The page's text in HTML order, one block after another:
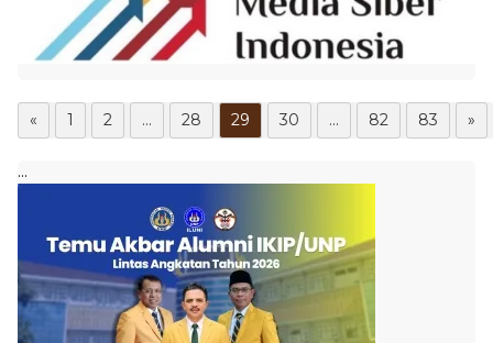
« 1 2 ... 28 29 30 ... 82 83 »
...